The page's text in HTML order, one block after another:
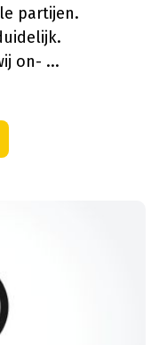
partijen.
on- ...